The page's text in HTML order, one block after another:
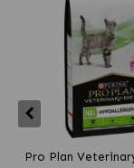
Pro Plan